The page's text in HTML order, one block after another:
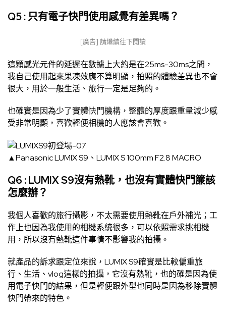
Q5 : 只有電子快門使用感覺有差異嗎？
[廣告] 請繼續往下閱讀
這顆感光元件的延遲在數據上大約是在25ms-30ms之間，
我自己使用起來果凍效應不算明顯，拍照的體驗差異也不會
很大，用於一般生活、旅行一定是足夠的。
也確實是因為少了實體快門機構，整體的厚度跟重量減少感
受非常明顯，喜歡輕便相機的人應該會喜歡。
▲Panasonic LUMIX S9、LUMIX S 100mm F2.8 MACRO
Q6 : LUMIX S9沒有熱靴，也沒有實體快門簾該
怎麼辦？
我個人喜歡的旅行攝影，不太需要使用熱靴在戶外補光；工
作上也因為我使用的相機系統很多，可以依照需求挑相機
用，所以沒有熱靴這件事情不影響我的拍攝。
就產品的訴求跟定位來說，LUMIX S9確實是比較偏重旅
行、生活、vlog這樣的拍攝，它沒有熱靴，也的確是因為使
用電子快門的結果，但是輕便跟外型也同時是因為移除實體
快門帶來的特色。